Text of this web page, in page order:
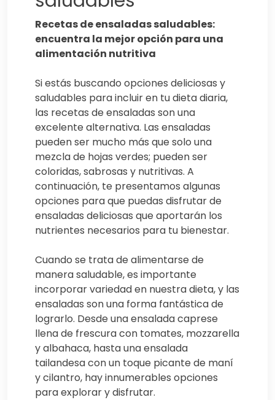
Recetas de ensaladas saludables:
encuentra la mejor opción para una
alimentación nutritiva
Si estás buscando opciones deliciosas y
saludables para incluir en tu dieta diaria,
las recetas de ensaladas son una
excelente alternativa. Las ensaladas
pueden ser mucho más que solo una
mezcla de hojas verdes; pueden ser
coloridas, sabrosas y nutritivas. A
continuación, te presentamos algunas
opciones para que puedas disfrutar de
ensaladas deliciosas que aportarán los
nutrientes necesarios para tu bienestar.
Cuando se trata de alimentarse de
manera saludable, es importante
incorporar variedad en nuestra dieta, y las
ensaladas son una forma fantástica de
lograrlo. Desde una ensalada caprese
llena de frescura con tomates, mozzarella
y albahaca, hasta una ensalada
tailandesa con un toque picante de maní
y cilantro, hay innumerables opciones
para explorar y disfrutar.